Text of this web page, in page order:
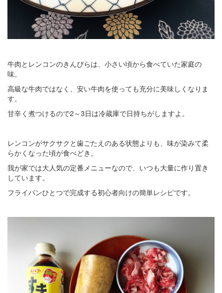
牛肉とレンコンのきんぴらは、小さい頃から食べていた家庭の
味。
高級な牛肉ではなく、安い牛肉を使っても充分に美味しくなりま
す。
甘辛く煮つけるので2～3日は冷蔵庫で日持ちがしますよ。
レンコンがサクサクと歯ごたえのある状態よりも、味が染みて柔
らかくなった頃が食べどき。
我が家では大人気の定番メニューなので、いつも大量に作り置き
しています。
フライパンひとつで完成する初心者向けの簡単レシピです。